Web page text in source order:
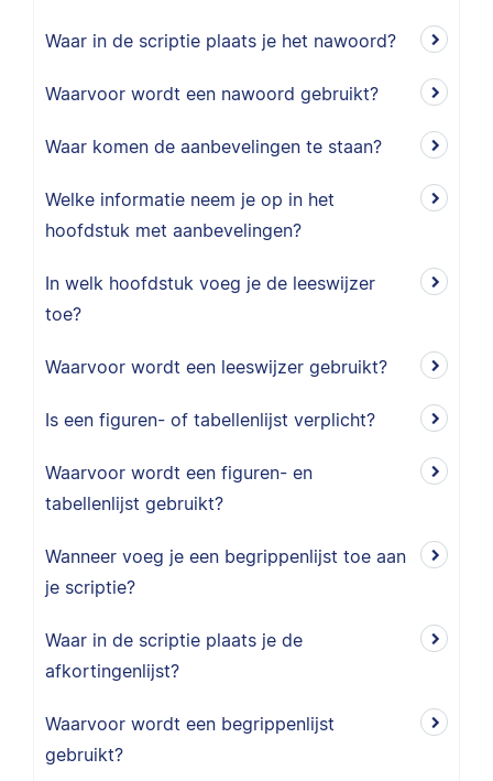
Waar in de scriptie plaats je het nawoord?
Waarvoor wordt een nawoord gebruikt?
Waar komen de aanbevelingen te staan?
Welke informatie neem je op in het
hoofdstuk met aanbevelingen?
In welk hoofdstuk voeg je de leeswijzer
toe?
Waarvoor wordt een leeswijzer gebruikt?
Is een figuren- of tabellenlijst verplicht?
Waarvoor wordt een figuren- en
tabellenlijst gebruikt?
Wanneer voeg je een begrippenlijst toe aan
je scriptie?
Waar in de scriptie plaats je de
afkortingenlijst?
Waarvoor wordt een begrippenlijst
gebruikt?